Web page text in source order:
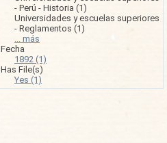
- Perú - Historia (1)
Universidades y escuelas superiores
- Reglamentos (1)
... más
Fecha
1892 (1)
Has File(s)
Yes (1)